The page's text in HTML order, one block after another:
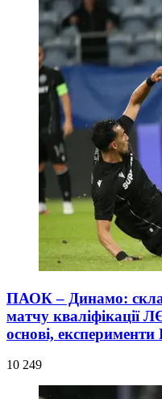
ПАОК – Динамо:
матчу кваліфікації
основі,
10 249